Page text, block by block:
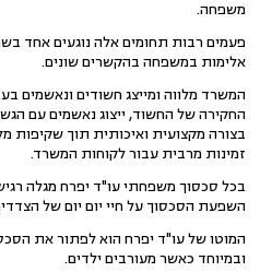
משפחה.
פעמים רבות תחומים אלה נוגעים אחד
אלימות במשפחה בהקשרים שונים.
המשרד מלווה ומייצג חשודים ונאשמים
החקירה של החשוד, ייצוג נאשמים עם
בצורה מקצועית ואיכותית תוך שקיפות
זמינות מרבית עבור לקוחות המשרד.
בכל סכסוך משפחתי עו"ד יפרח מגלה
השפעת הסכסוך על חיי יום יום של
המוטו של עו"ד יפרח הוא לפתור את
ובמיוחד כאשר מעורבים ילדים.